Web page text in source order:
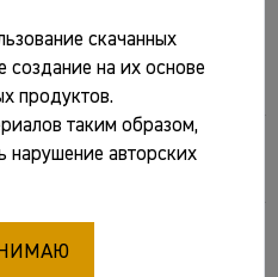
связей Евразии в
скачанных
создание на их основе
продуктов.
таким образом,
нарушение авторских